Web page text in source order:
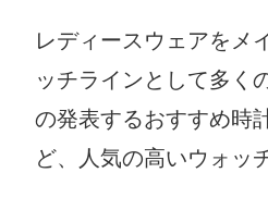
レディースウェアをメ
ッチラインとして多く
の発表するおすすめ時
ど、人気の高いウォッ